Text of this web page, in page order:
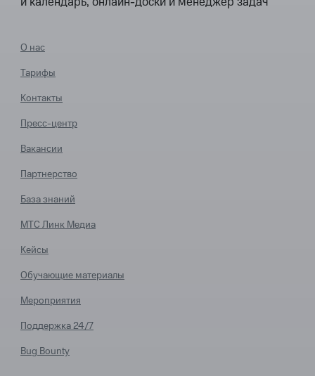
О нас
Тарифы
Контакты
Вакансии
Партнерство
База знаний
МТС Линк Медиа
Кейсы
Обучающие материалы
Мероприятия
Поддержка 24/7
Bug Bounty
Пресс-центр